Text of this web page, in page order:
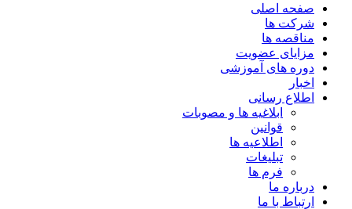
صفحه اصلی
شرکت ها
مناقصه ها
مزایای عضویت
دوره های آموزشی
اخبار
اطلاع رسانی
ابلاغیه ها و مصوبات
قوانین
اطلاعیه ها
تبلیغات
فرم ها
درباره ما
ارتباط با ما